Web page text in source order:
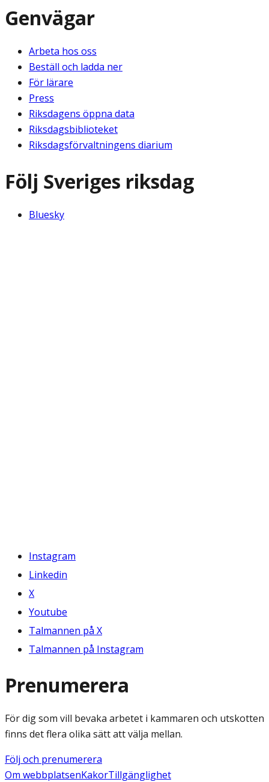
Genvägar
Arbeta hos oss
Beställ och ladda ner
För lärare
Press
Riksdagens öppna data
Riksdagsbiblioteket
Riksdagsförvaltningens diarium
Följ Sveriges riksdag
Bluesky
Instagram
Linkedin
X
Youtube
Talmannen på X
Talmannen på Instagram
Prenumerera
För dig som vill bevaka arbetet i kammaren och utskotten
finns det flera olika sätt att välja mellan.
Följ och prenumerera
Om webbplatsenKakorTillgänglighet